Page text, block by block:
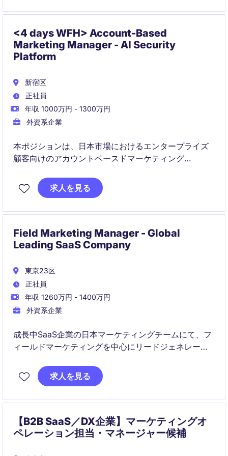
ての活躍が期待されるポジションです。
<4 days WFH> Account-Based
Marketing Manager - AI Security
Platform
新宿区
正社員
年収 1000万円 - 1300万円
外資系企業
本ポジションは、日本市場におけるエンタープライズ
顧客向けのアカウントベースドマーケティング
創出をリードする役割です。
す。
求人を見る
Field Marketing Manager - Global
Leading SaaS Company
東京23区
正社員
年収 1260万円 - 1400万円
外資系企業
成長中SaaS企業の日本マーケティングチームにて、フ
ィールドマーケティングを中心にリードジェネレーシ
営業部門と密に連携し、案件創出に直結する施策の企
画・実行を推進していただきます。
求人を見る
【B2B SaaS／DX企業】マーケティングオ
ペレーション担当・マネージャー候補